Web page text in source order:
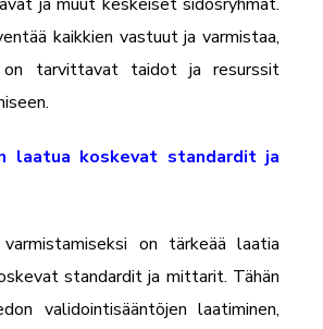
kaikkien vastuut ja varmistaa,
tarvittavat taidot ja resurssit
laatua koskevat standardit ja
on tärkeää laatia
standardit ja mittarit. Tähän
validointisääntöjen laatiminen,